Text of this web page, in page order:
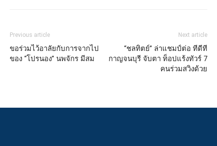
Previous article
ขอร่วมไว้อาลัยกับการจากไป
ของ “โปรนอง” นพจักร มีสม
Next article
“ชลทิตย์” ล่าแชมป์ต่อ ทีดีที
กาญจนบุรี จับตา ท็อปแร้งทัวร์ 7
คนร่วมสวิงด้วย